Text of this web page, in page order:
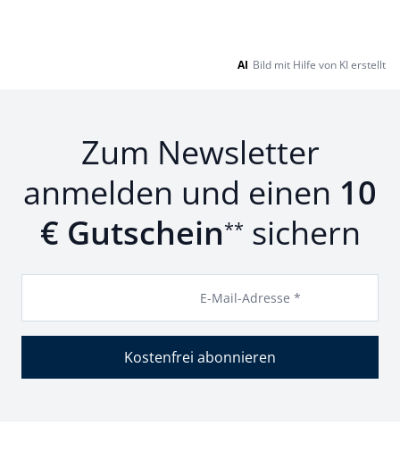
AI Bild mit Hilfe von KI erstellt
Zum Newsletter
anmelden und einen 10
€ Gutschein** sichern
E-Mail-Adresse *
Kostenfrei abonnieren